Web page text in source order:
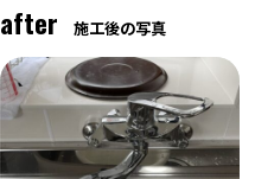
after 施工後の写真